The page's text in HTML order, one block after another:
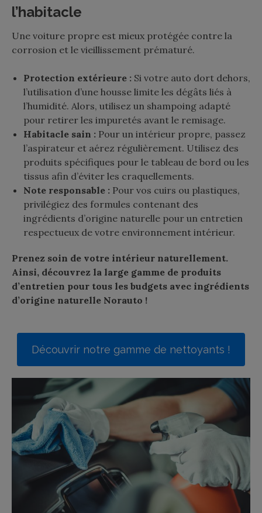
l’habitacle
Une voiture propre est mieux protégée contre la
corrosion et le vieillissement prématuré.
Protection extérieure : Si votre auto dort dehors,
l’utilisation d’une housse limite les dégâts liés à
l’humidité. Alors, utilisez un shampoing adapté
pour retirer les impuretés avant le remisage.
Habitacle sain : Pour un intérieur propre, passez
l’aspirateur et aérez régulièrement. Utilisez des
produits spécifiques pour le tableau de bord ou les
tissus afin d’éviter les craquellements.
Note responsable : Pour vos cuirs ou plastiques,
privilégiez des formules contenant des
ingrédients d’origine naturelle pour un entretien
respectueux de votre environnement intérieur.
Prenez soin de votre intérieur naturellement.
Ainsi, découvrez la large gamme de produits
d’entretien pour tous les budgets avec ingrédients
d’origine naturelle Norauto !
Découvrir notre gamme de nettoyants !